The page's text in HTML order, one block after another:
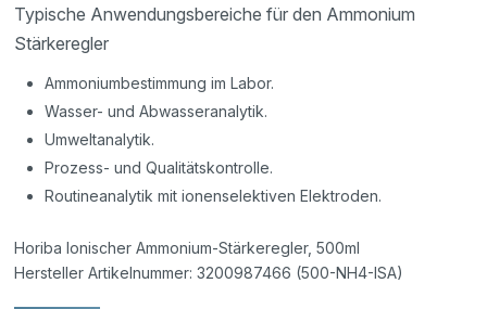
Typische Anwendungsbereiche für den Ammonium
Stärkeregler
Ammoniumbestimmung im Labor.
Wasser- und Abwasseranalytik.
Umweltanalytik.
Prozess- und Qualitätskontrolle.
Routineanalytik mit ionenselektiven Elektroden.
Horiba Ionischer Ammonium-Stärkeregler, 500ml
Hersteller Artikelnummer: 3200987466 (500-NH4-ISA)